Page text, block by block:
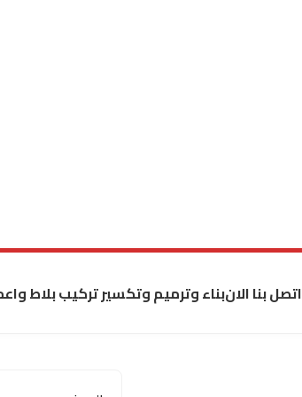
اتصل بنا الانبناء وترميم وتكسير تركيب بلاط